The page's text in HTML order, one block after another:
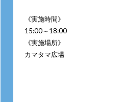
《実施時間》
15:00～18:00
《実施場所》
カマタマ広場